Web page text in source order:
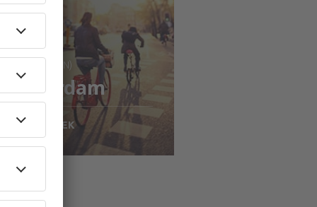
Stockholm (ARN)
Visa detaljer
1687 SEK